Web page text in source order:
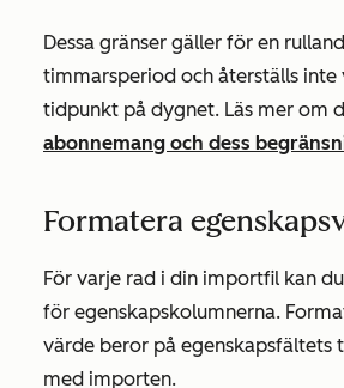
Dessa gränser gäller för en
timmarsperiod och återställs inte
tidpunkt på dygnet. Läs mer om
abonnemang och dess
Formatera
För varje rad i din importfil kan
för egenskapskolumnerna.
värde beror på egenskapsfältets
med importen.